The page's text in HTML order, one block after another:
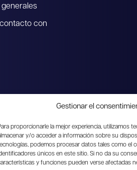
Gestionar el
proporcionarle la mejor experiencia, utilizamos
y/o acceder a información sobre su
podemos procesar datos tales como el
únicos en este sitio. Si no da su
y funciones pueden verse afectadas
con
con los clientes)
Gestión de
electrónico
de Recursos Humanos)
Software
(TPV)
Software de gestión de
de almacenes)